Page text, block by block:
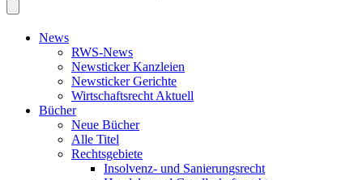
News
RWS-News
Newsticker Kanzleien
Newsticker Gerichte
Wirtschaftsrecht Aktuell
Bücher
Neue Bücher
Alle Titel
Rechtsgebiete
Insolvenz- und Sanierungsrecht